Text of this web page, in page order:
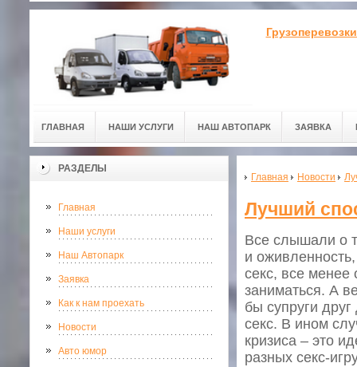
ГЛАВНАЯ НАШИ УСЛУГИ НАШ АВТОПАРК ЗАЯВКА
РАЗДЕЛЫ
Главная
Наши услуги
Наш Автопарк
Заявка
Как к нам проехать
Новости
Авто юмор
Главная Новости
Лучший
Все слышали о
и
секс, все менее
заниматься. А
бы супруги
секс. В ином
кризиса – это
разных секс-